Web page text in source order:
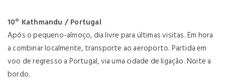
10º Kathmandu / Portugal
Após o pequeno-almoço, dia livre para últimas visitas. Em hora
a combinar localmente, transporte ao aeroporto. Partida em
voo de regresso a Portugal, via uma cidade de ligação. Noite a
bordo.